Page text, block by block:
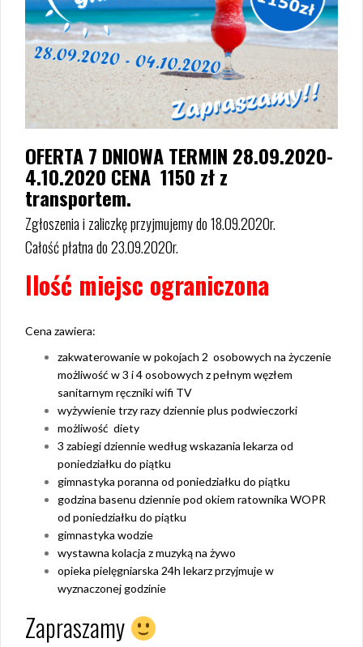
OFERTA 7 DNIOWA TERMIN 28.09.2020-
4.10.2020 CENA 1150 zł z
transportem.
Zgłoszenia i zaliczkę przyjmujemy do 18.09.2020r.
Całość płatna do 23.09.2020r.
Ilość miejsc ograniczona
Cena zawiera:
zakwaterowanie w pokojach 2 osobowych na życzenie
możliwość w 3 i 4 osobowych z pełnym węzłem
sanitarnym ręczniki wifi TV
wyżywienie trzy razy dziennie plus podwieczorki
możliwość diety
3 zabiegi dziennie według wskazania lekarza od
poniedziałku do piątku
gimnastyka poranna od poniedziałku do piątku
godzina basenu dziennie pod okiem ratownika WOPR
od poniedziałku do piątku
gimnastyka wodzie
wystawna kolacja z muzyką na żywo
opieka pielęgniarska 24h lekarz przyjmuje w
wyznaczonej godzinie
Zapraszamy